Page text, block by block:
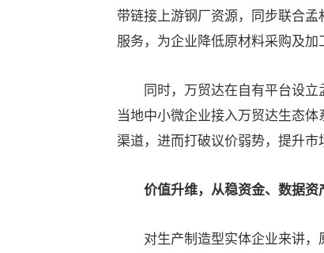
带链接上游钢厂资源，同步联合
服务，为企业降低原材料采购及加
同时，万贸达在自有平台设立
当地中小微企业接入万贸达生态
渠道，进而打破议价弱势，提升市
价值升维，从稳资金、数据资
对生产制造型实体企业来讲，